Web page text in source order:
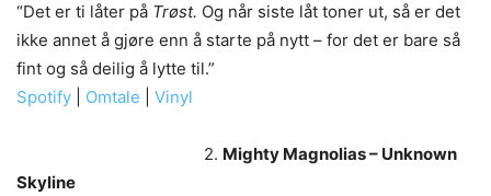
“Det er ti låter på Trøst. Og når siste låt toner ut, så er det
ikke annet å gjøre enn å starte på nytt – for det er bare så
fint og så deilig å lytte til.”
Spotify
Omtale Vinyl
2. Mighty Magnolias – Unknown
Skyline